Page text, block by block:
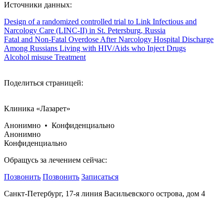
Источники данных:
Design of a randomized controlled trial to Link Infectious and
Narcology Care (LINC-II) in St. Petersburg, Russia
Fatal and Non-Fatal Overdose After Narcology Hospital Discharge
Among Russians Living with HIV/Aids who Inject Drugs
Alcohol misuse Treatment
Поделиться страницей:
Клиника «Лазарет»
Анонимно • Конфиденциально
Анонимно
Конфиденциально
Обращусь за лечением сейчас:
Позвонить Позвонить Записаться
Санкт-Петербург, 17-я линия Васильевского острова, дом 4